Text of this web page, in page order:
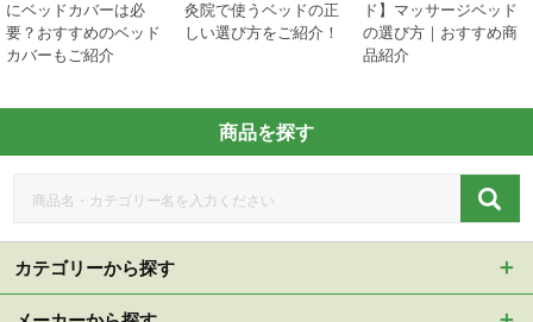
にベッドカバーは必
要？おすすめのベッド
カバーもご紹介
灸院で使うベッドの正
しい選び方をご紹介！
ド】マッサージベッド
の選び方｜おすすめ商
品紹介
商品を探す
カテゴリーから探す